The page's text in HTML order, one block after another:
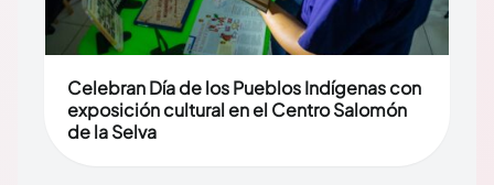
Celebran Día de los Pueblos Indígenas con
exposición cultural en el Centro Salomón
de la Selva